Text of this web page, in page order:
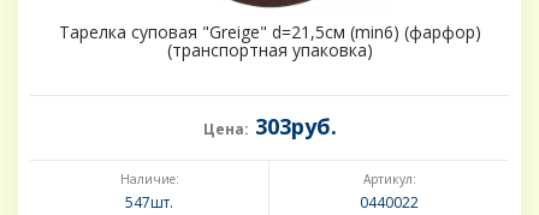
Тарелка суповая "Greige" d=21,5см (min6) (фарфор)
(транспортная упаковка)
Цена: 303руб.
Наличие:
547шт.
Артикул:
0440022